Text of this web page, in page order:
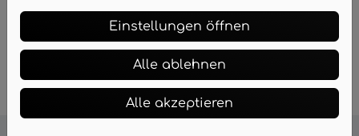
Sorgfältige und termingerechte Ausführung.
Einstellungen öffnen
Alle ablehnen
Alle akzeptieren